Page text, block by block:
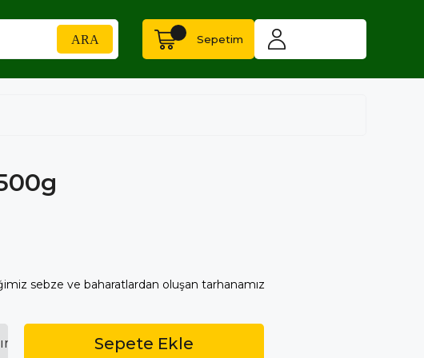
Sepetim
sebze ve baharatlardan oluşan tarhanamız